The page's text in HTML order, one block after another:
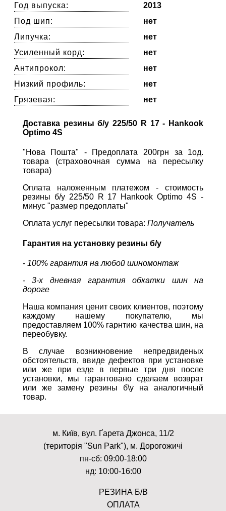
Год выпуска:
2013
Под шип:
нет
Липучка:
нет
Усиленный корд:
нет
Антипрокол:
нет
Низкий профиль:
нет
Грязевая:
нет
Доставка резины б/у 225/50 R 17 - Hankook
Optimo 4S
"Нова Пошта" - Предоплата 200грн за 1од.
товара (страховочная сумма на пересылку
товара)
Оплата наложенным платежом - стоимость
резины б/у 225/50 R 17 Hankook Optimo 4S -
минус "размер предоплаты"
Оплата услуг пересылки товара: Получатель
Гарантия на установку резины б/у
- 100% гарантия на любой шиномонтаж
- 3-х дневная гарантия обкатки шин на
дороге
Наша компания ценит своих клиентов, поэтому
каждому нашему покупателю, мы
предоставляем 100% гарнтию качества шин, на
переобувку.
В случае возникновение непредвиденых
обстоятельств, ввиде дефектов при установке
или же при езде в первые три дня после
установки, мы гарантовано сделаем возврат
или же замену резины б\у на аналогичный
товар.
м. Київ, вул. Ґарета Джонса, 11/2
(територія "Sun Park"), м. Дорогожичі
пн-сб: 09:00-18:00
нд: 10:00-16:00
РЕЗИНА Б/В
ОПЛАТА